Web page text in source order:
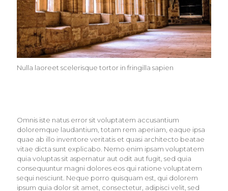
Nulla laoreet scelerisque tortor in fringilla sapien
Omnis iste natus error sit voluptatem accusantium
doloremque laudantium, totam rem aperiam, eaque ipsa
quae ab illo inventore veritatis et quasi architecto beatae
vitae dicta sunt explicabo. Nemo enim ipsam voluptatem
quia voluptas sit aspernatur aut odit aut fugit, sed quia
consequuntur magni dolores eos qui ratione voluptatem
sequi nesciunt. Neque porro quisquam est, qui dolorem
ipsum quia dolor sit amet, consectetur, adipisci velit, sed